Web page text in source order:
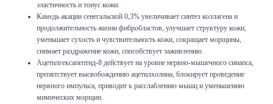
эластичность и тонус кожи.
Камедь акации сенегальской 0,3% увеличивает синтез коллагена и
продолжительность жизни фибробластов, улучшает структуру кожи,
уменьшает сухость и чувствительность кожи, сокращает морщины,
снимает раздражение кожи, способствует заживлению.
Ацетилгексапептид-8 действует на уровне нервно-мышечного синапса,
препятствует высвобождению ацетилхолина, блокирует проведение
нервного импульса, приводит к расслаблению мышц и уменьшению
мимических морщин.